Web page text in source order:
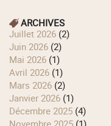
ARCHIVES
juillet 2026 (2)
juin 2026 (2)
mai 2026 (1)
avril 2026 (1)
mars 2026 (2)
janvier 2026 (1)
décembre 2025 (4)
novembre 2025 (1)